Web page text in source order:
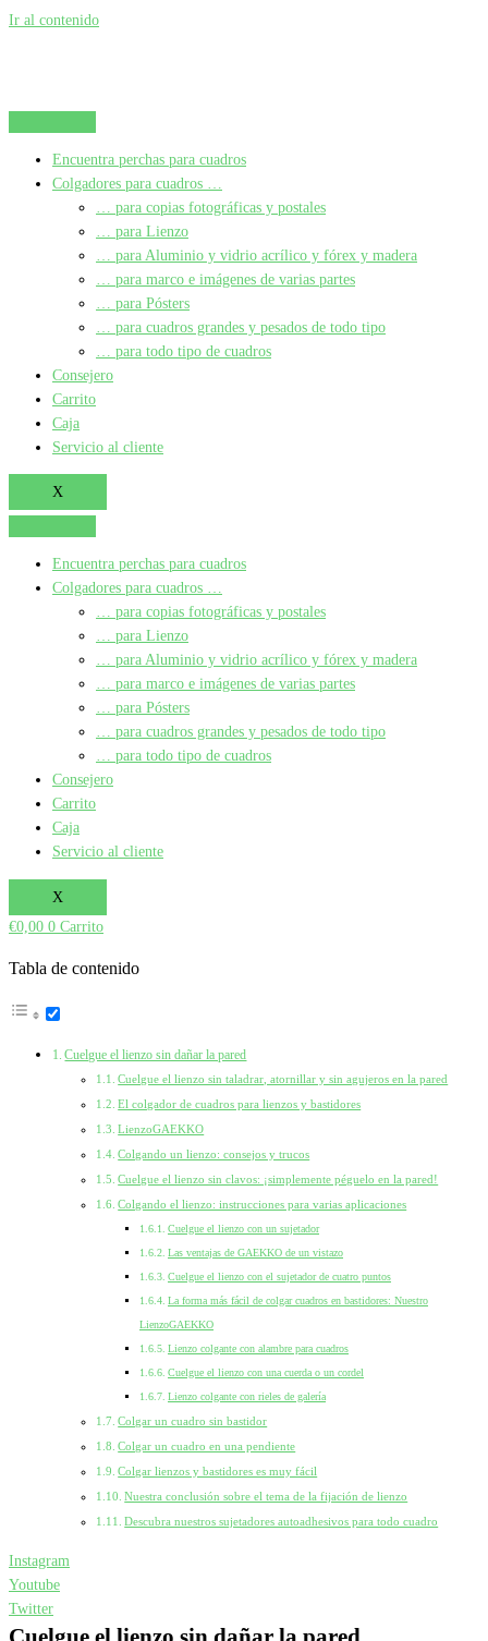
Ir al contenido
Encuentra perchas para cuadros
Colgadores para cuadros …
… para copias fotográficas y postales
… para Lienzo
… para Aluminio y vidrio acrílico y fórex y madera
… para marco e imágenes de varias partes
… para Pósters
… para cuadros grandes y pesados de todo tipo
… para todo tipo de cuadros
Consejero
Carrito
Caja
Servicio al cliente
X
Encuentra perchas para cuadros
Colgadores para cuadros …
… para copias fotográficas y postales
… para Lienzo
… para Aluminio y vidrio acrílico y fórex y madera
… para marco e imágenes de varias partes
… para Pósters
… para cuadros grandes y pesados de todo tipo
… para todo tipo de cuadros
Consejero
Carrito
Caja
Servicio al cliente
X
€0,00 0 Carrito
Tabla de contenido
Cuelgue el lienzo sin dañar la pared
Cuelgue el lienzo sin taladrar, atornillar y sin agujeros en la pared
El colgador de cuadros para lienzos y bastidores
LienzoGAEKKO
Colgando un lienzo: consejos y trucos
Cuelgue el lienzo sin clavos: ¡simplemente péguelo en la pared!
Colgando el lienzo: instrucciones para varias aplicaciones
Cuelgue el lienzo con un sujetador
Las ventajas de GAEKKO de un vistazo
Cuelgue el lienzo con el sujetador de cuatro puntos
La forma más fácil de colgar cuadros en bastidores: Nuestro
LienzoGAEKKO
Lienzo colgante con alambre para cuadros
Cuelgue el lienzo con una cuerda o un cordel
Lienzo colgante con rieles de galería
Colgar un cuadro sin bastidor
Colgar un cuadro en una pendiente
Colgar lienzos y bastidores es muy fácil
Nuestra conclusión sobre el tema de la fijación de lienzo
Descubra nuestros sujetadores autoadhesivos para todo cuadro
Instagram
Youtube
Twitter